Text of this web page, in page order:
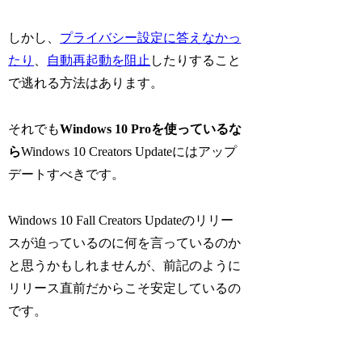
しかし、 プライバシー設定に答えなかっ
たり
自動再起動を阻止 したりすること
で逃れる方法はあります。
それでもWindows 10 Proを使っているな
らWindows 10 Creators Updateにはアップ
デートすべきです。
Windows 10 Fall Creators Updateのリリー
スが迫っているのに何を言っているのか
と思うかもしれませんが、前記のように
リリース直前だからこそ安定しているの
です。